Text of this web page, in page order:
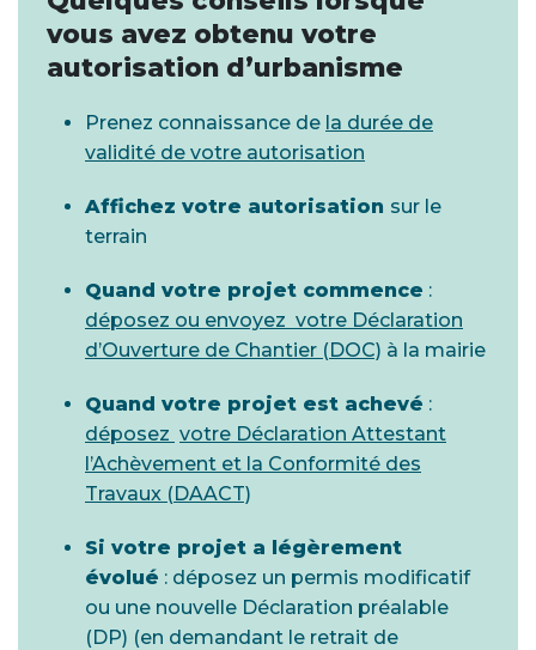
vous avez obtenu votre
autorisation d’urbanisme
Prenez connaissance de la durée de
validité de votre autorisation
Affichez votre autorisation sur le
terrain
Quand votre projet commence :
déposez ou envoyez votre Déclaration
d’Ouverture de Chantier (DOC) à la mairie
Quand votre projet est achevé :
déposez votre Déclaration Attestant
l’Achèvement et la Conformité des
Travaux (DAACT)
Si votre projet a légèrement
évolué : déposez un permis modificatif
ou une nouvelle Déclaration préalable
(DP) (en demandant le retrait de